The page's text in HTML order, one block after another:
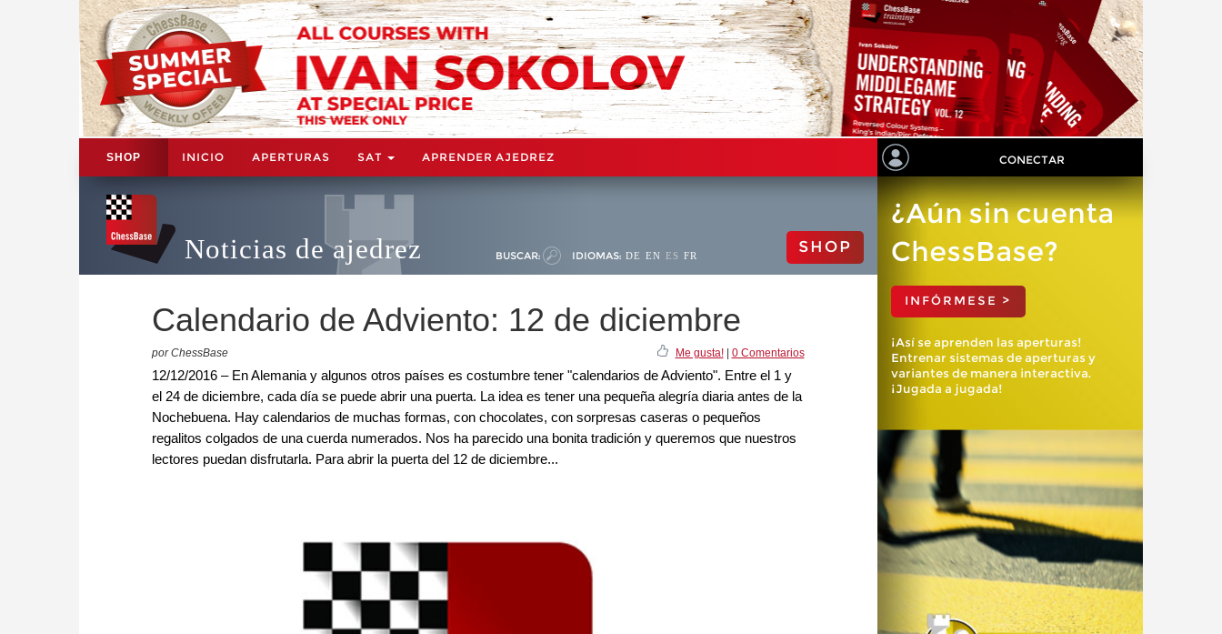
SHOP INICIO APERTURAS SAT APRENDER AJEDREZ CONECTAR
Noticias de ajedrez BUSCAR: IDIOMAS: DE EN ES FR SHOP
Calendario de Adviento: 12 de diciembre
por ChessBase Me gusta!| 0 Comentarios
12/12/2016 – En Alemania y algunos otros países es costumbre tener "calendarios de Adviento". Entre el 1 y
el 24 de diciembre, cada día se puede abrir una puerta. La idea es tener una pequeña alegría diaria antes de la
Nochebuena. Hay calendarios de muchas formas, con chocolates, con sorpresas caseras o pequeños
regalitos colgados de una cuerda numerados. Nos ha parecido una bonita tradición y queremos que nuestros
lectores puedan disfrutarla. Para abrir la puerta del 12 de diciembre...
¿Aún sin cuenta
ChessBase?
INFÓRMESE >
¡Así se aprenden las aperturas!
Entrenar sistemas de aperturas y
variantes de manera interactiva.
¡Jugada a jugada!